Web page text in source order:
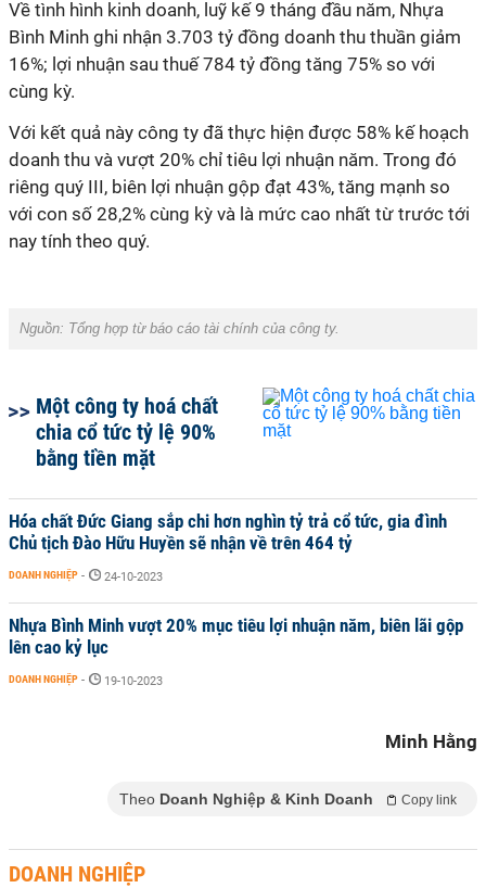
Về tình hình kinh doanh, luỹ kế 9 tháng đầu năm, Nhựa
Bình Minh ghi nhận 3.703 tỷ đồng doanh thu thuần giảm
16%; lợi nhuận sau thuế 784 tỷ đồng tăng 75% so với
cùng kỳ.
Với kết quả này công ty đã thực hiện được 58% kế hoạch
doanh thu và vượt 20% chỉ tiêu lợi nhuận năm. Trong đó
riêng quý III, biên lợi nhuận gộp đạt 43%, tăng mạnh so
với con số 28,2% cùng kỳ và là mức cao nhất từ trước tới
nay tính theo quý.
Nguồn: Tổng hợp từ báo cáo tài chính của công ty.
Một công ty hoá chất
chia cổ tức tỷ lệ 90%
bằng tiền mặt
Hóa chất Đức Giang sắp chi hơn nghìn tỷ trả cổ tức, gia đình
Chủ tịch Đào Hữu Huyền sẽ nhận về trên 464 tỷ
DOANH NGHIỆP - 24-10-2023
Nhựa Bình Minh vượt 20% mục tiêu lợi nhuận năm, biên lãi gộp
lên cao kỷ lục
DOANH NGHIỆP - 19-10-2023
Minh Hằng
Theo Doanh Nghiệp & Kinh Doanh Copy link
DOANH NGHIỆP